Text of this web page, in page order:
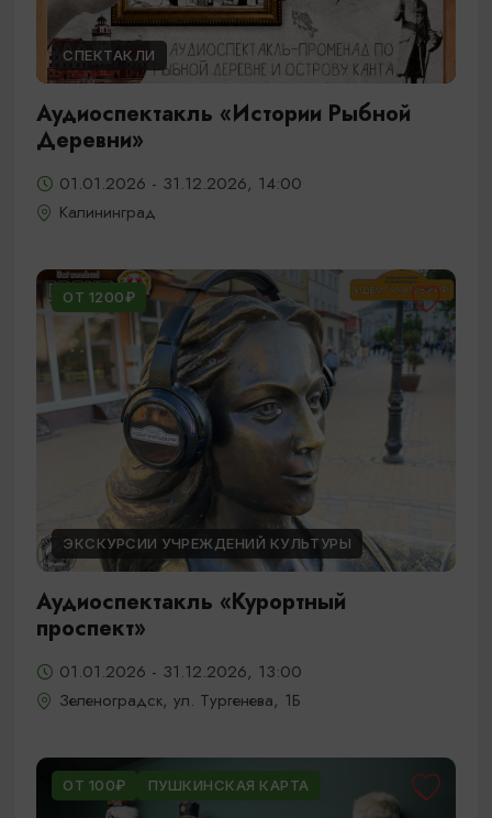
СПЕКТАКЛИ
Аудиоспектакль «Истории Рыбной
Деревни»
01.01.2026 - 31.12.2026, 14:00
Калининград
ОТ 1200₽
ЭКСКУРСИИ УЧРЕЖДЕНИЙ КУЛЬТУРЫ
Аудиоспектакль «Курортный
проспект»
01.01.2026 - 31.12.2026, 13:00
Зеленоградск, ул. Тургенева, 1Б
ОТ 100₽ ПУШКИНСКАЯ КАРТА